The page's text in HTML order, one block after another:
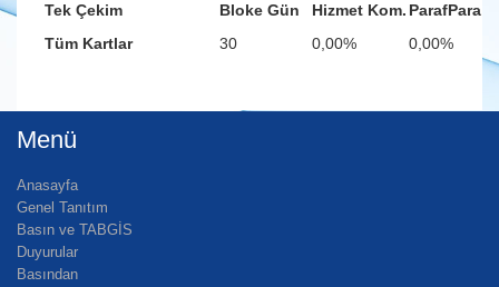
Tek Çekim Bloke Gün Hizmet Kom. ParafPara
Tüm Kartlar
30 0,00% 0,00%
Menü
Anasayfa
Genel Tanıtım
Basın ve TABGİS
Duyurular
Basından